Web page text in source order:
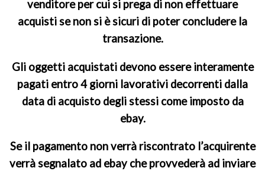
venditore per cui si prega di non effettuare
acquisti se non si è sicuri di poter concludere la
transazione.
Gli oggetti acquistati devono essere interamente
pagati entro 4 giorni lavorativi decorrenti dalla
data di acquisto degli stessi come imposto da
ebay.
Se il pagamento non verrà riscontrato l’acquirente
verrà segnalato ad ebay che provvederà ad inviare